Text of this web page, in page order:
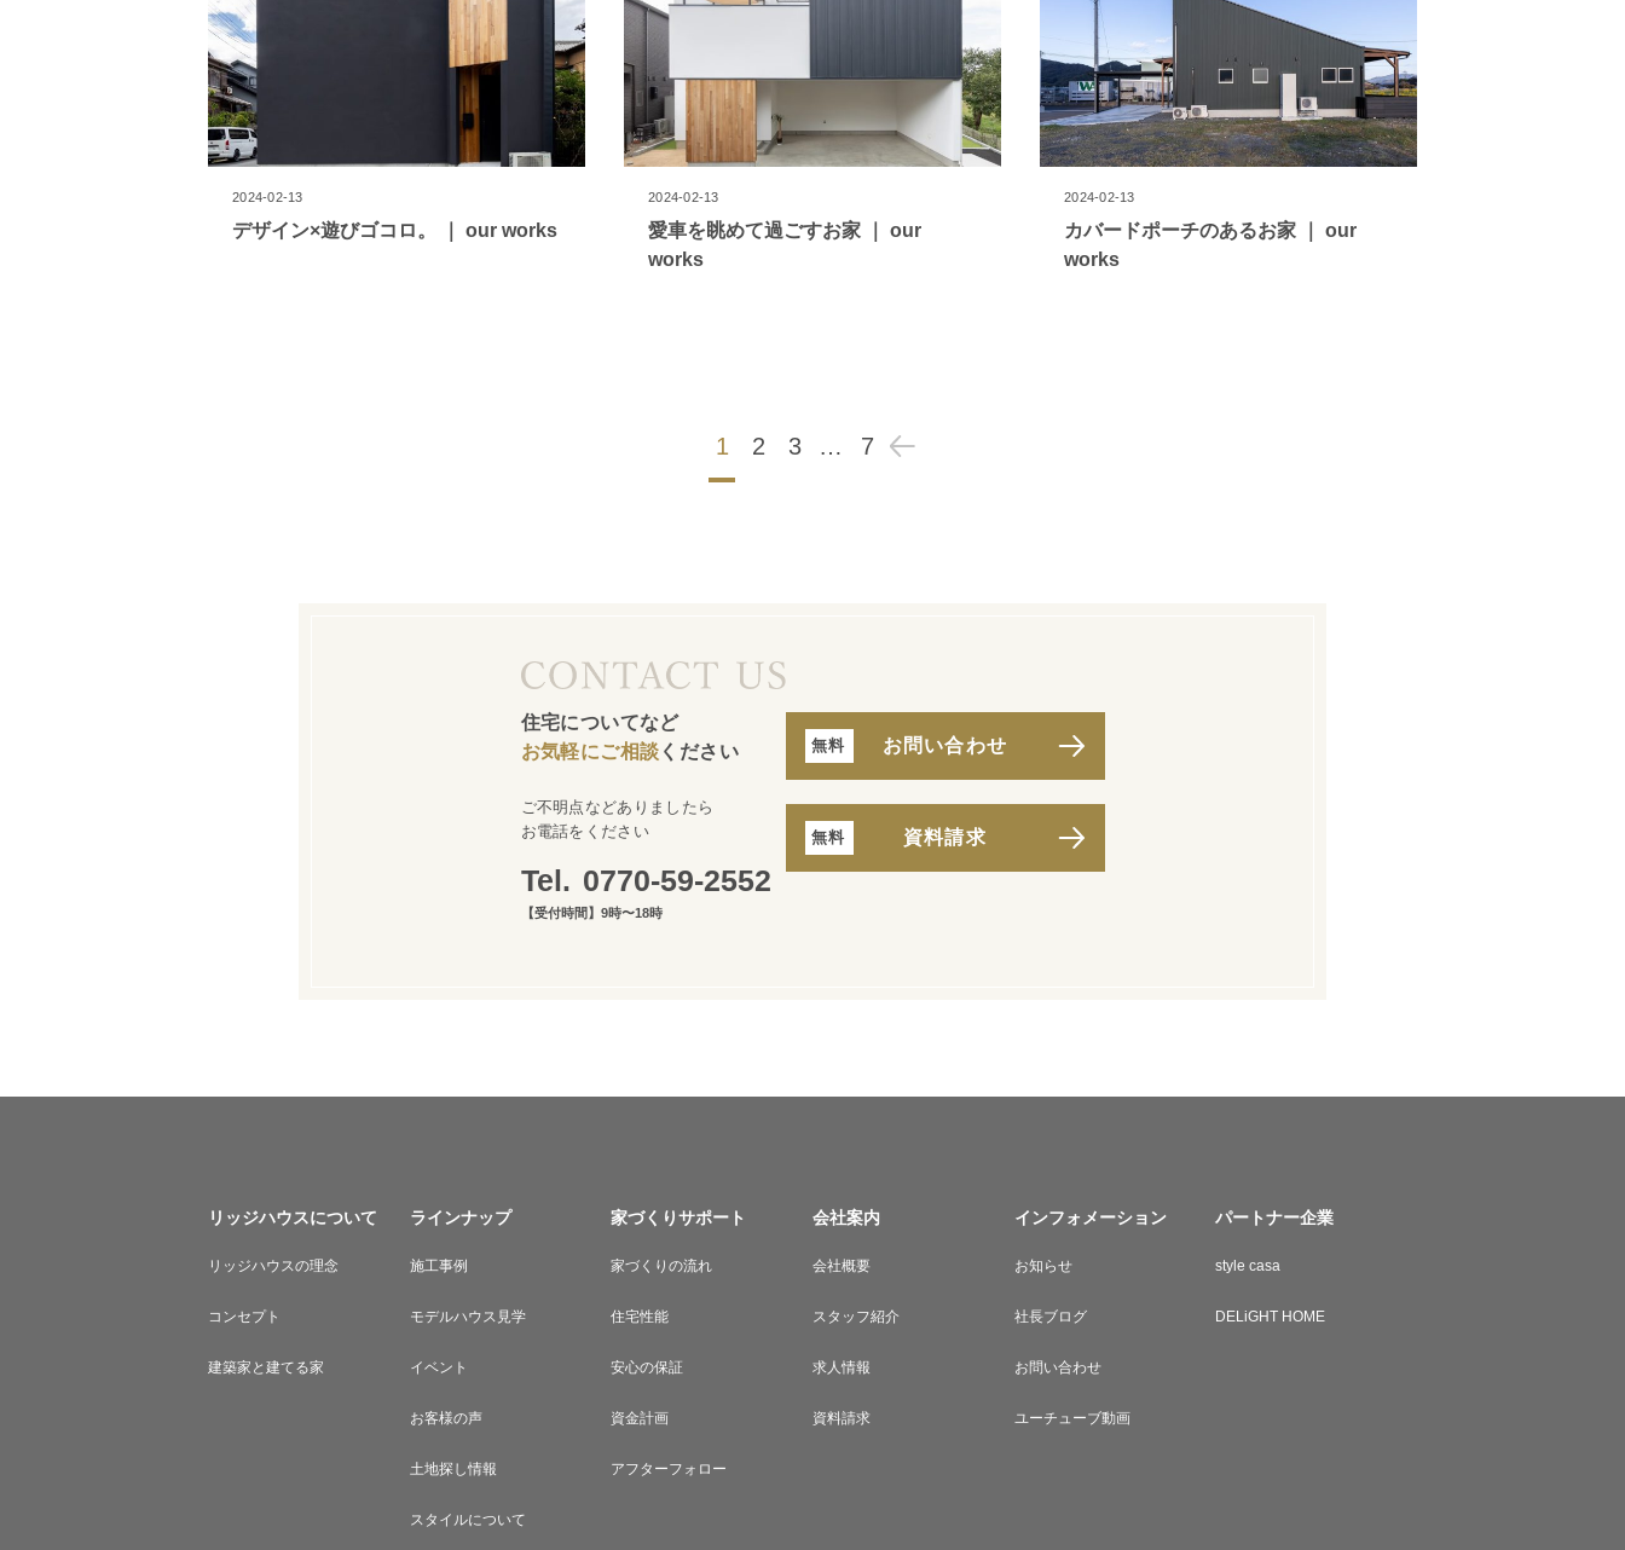
2024-02-13
デザイン×遊びゴコロ。 ｜ our works
2024-02-13
愛車を眺めて過ごすお家 ｜ our
works
2024-02-13
カバードポーチのあるお家 ｜ our
works
1 2 3 … 7
住宅についてなど
お気軽にご相談 ください
ご不明点などありましたら
お電話をください
0770-59-2552
【受付時間】9時〜18時
お問い合わせ
資料請求
リッジハウスについて
リッジハウスの理念
コンセプト
建築家と建てる家
ラインナップ
施工事例
モデルハウス見学
イベント
お客様の声
土地探し情報
スタイルについて
家づくりサポート
家づくりの流れ
住宅性能
安心の保証
資金計画
アフターフォロー
会社案内
会社概要
スタッフ紹介
求人情報
資料請求
インフォメーション
お知らせ
社長ブログ
お問い合わせ
ユーチューブ動画
パートナー企業
style casa
DELiGHT HOME